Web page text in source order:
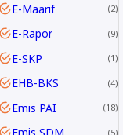
E-Maarif 2
E-Rapor 9
E-SKP 1
EHB-BKS 4
Emis PAI 18
5